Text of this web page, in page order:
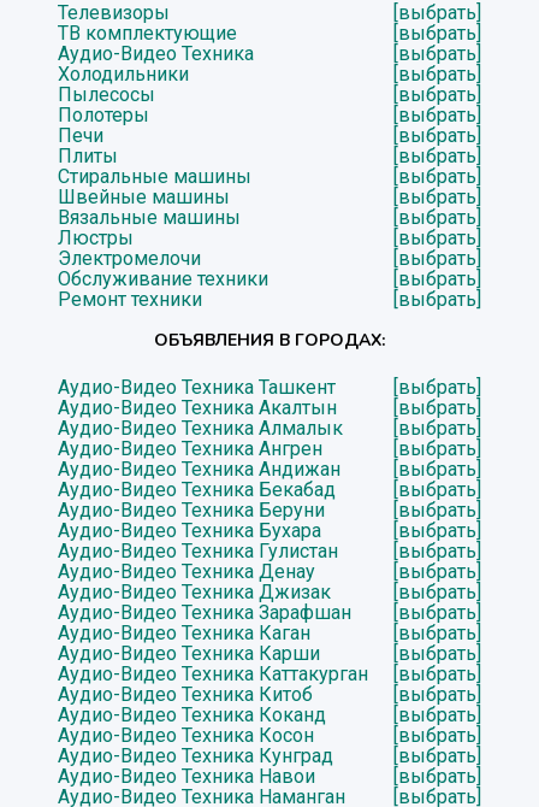
Телевизоры
[выбрать]
ТВ комплектующие
[выбрать]
Аудио-Видео Техника
[выбрать]
Холодильники
[выбрать]
Пылесосы
[выбрать]
Полотеры
[выбрать]
Печи
[выбрать]
Плиты
[выбрать]
Стиральные машины
[выбрать]
Швейные машины
[выбрать]
Вязальные машины
[выбрать]
Люстры
[выбрать]
Электромелочи
[выбрать]
Обслуживание техники
[выбрать]
Ремонт техники
[выбрать]
ОБЪЯВЛЕНИЯ В ГОРОДАХ:
Аудио-Видео Техника Ташкент
[выбрать]
Аудио-Видео Техника Акалтын
[выбрать]
Аудио-Видео Техника Алмалык
[выбрать]
Аудио-Видео Техника Ангрен
[выбрать]
Аудио-Видео Техника Андижан
[выбрать]
Аудио-Видео Техника Бекабад
[выбрать]
Аудио-Видео Техника Беруни
[выбрать]
Аудио-Видео Техника Бухара
[выбрать]
Аудио-Видео Техника Гулистан
[выбрать]
Аудио-Видео Техника Денау
[выбрать]
Аудио-Видео Техника Джизак
[выбрать]
Аудио-Видео Техника Зарафшан
[выбрать]
Аудио-Видео Техника Каган
[выбрать]
Аудио-Видео Техника Карши
[выбрать]
Аудио-Видео Техника Каттакурган
[выбрать]
Аудио-Видео Техника Китоб
[выбрать]
Аудио-Видео Техника Коканд
[выбрать]
Аудио-Видео Техника Косон
[выбрать]
Аудио-Видео Техника Кунград
[выбрать]
Аудио-Видео Техника Навои
[выбрать]
Аудио-Видео Техника Наманган
[выбрать]